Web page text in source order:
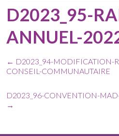
D2023_95-
ANNUEL-
← D2023_94-MODIFICATION-
CONSEIL-COMMUNAUTAIRE
D2023_96-CONVENTION-
→